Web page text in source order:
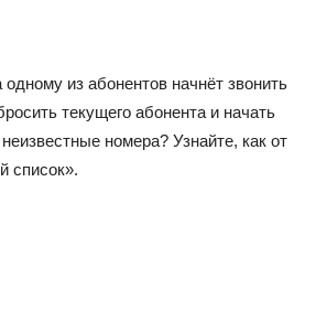
из абонентов начнёт звонить
текущего абонента и начать
номера? Узнайте, как от
список».